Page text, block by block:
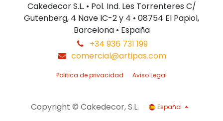
Cakedecor S.L. • Pol. Ind. Les Torrenteres C/
Gutenberg, 4 Nave IC-2 y 4 • 08754 El Papiol,
Barcelona • España
+34 936 731 199
comercial@artipas.com
Politica de privacidad Aviso Legal
Copyright © Cakedecor, S.L. Español